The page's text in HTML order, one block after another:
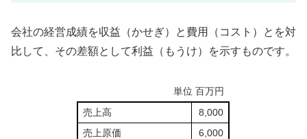
会社の経営成績を収益（かせぎ）と費用（コスト）とを対
比して、その差額として利益（もうけ）を示すものです。
単位 百万円
売上高
8,000
売上原価
6,000